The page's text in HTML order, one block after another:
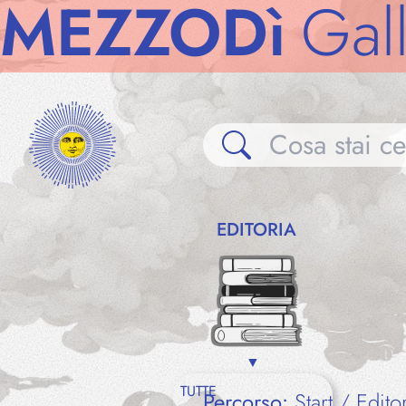
Gallerie
EDITORIA
TUTTE